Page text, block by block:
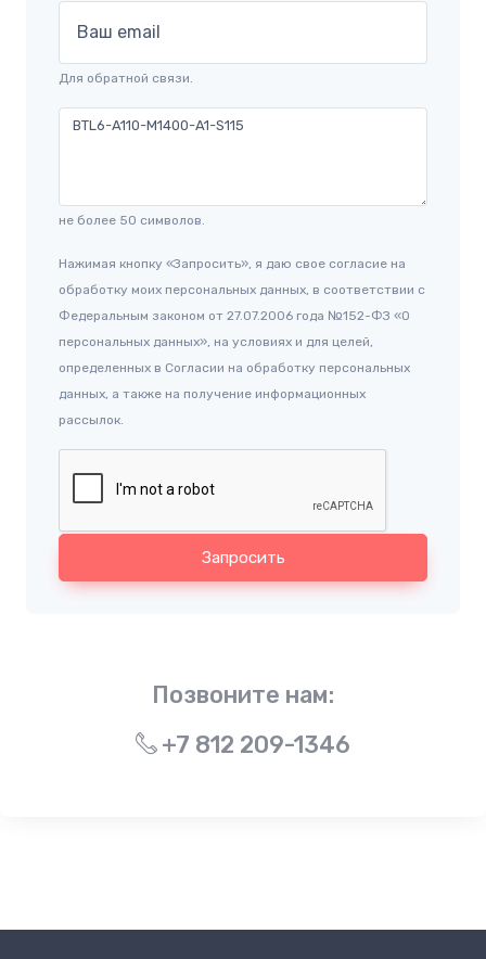
Ваш email
Для обратной связи.
не более 50 символов.
Нажимая кнопку «Запросить», я даю свое согласие на
обработку моих персональных данных, в соответствии с
Федеральным законом от 27.07.2006 года №152-ФЗ «О
персональных данных», на условиях и для целей,
определенных в Согласии на обработку персональных
данных, а также на получение информационных
рассылок.
Запросить
Позвоните нам:
+7 812 209-1346